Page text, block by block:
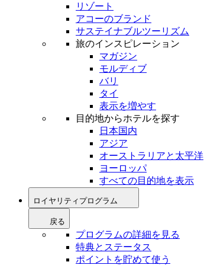
リゾート
アコーのブランド
サステイナブルツーリズム
旅のインスピレーション
マガジン
モルディブ
バリ
タイ
表示を増やす
目的地からホテルを探す
日本国内
アジア
オーストラリアと太平洋
ヨーロッパ
すべての目的地を表示
ロイヤリティプログラム
戻る
プログラムの詳細を見る
特典とステータス
ポイントを貯めて使う